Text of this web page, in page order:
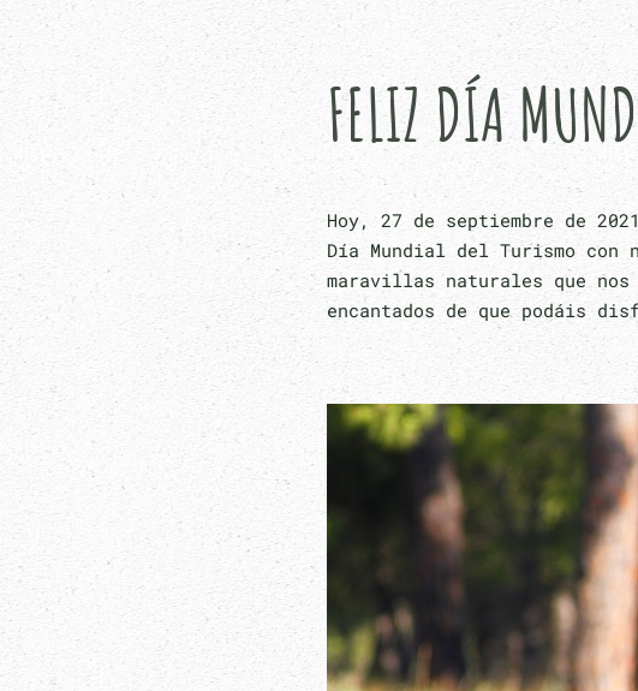
FELIZ DÍA
Hoy, 27 de septiembre de
Día Mundial del Turismo
maravillas naturales que nos
encantados de que podáis